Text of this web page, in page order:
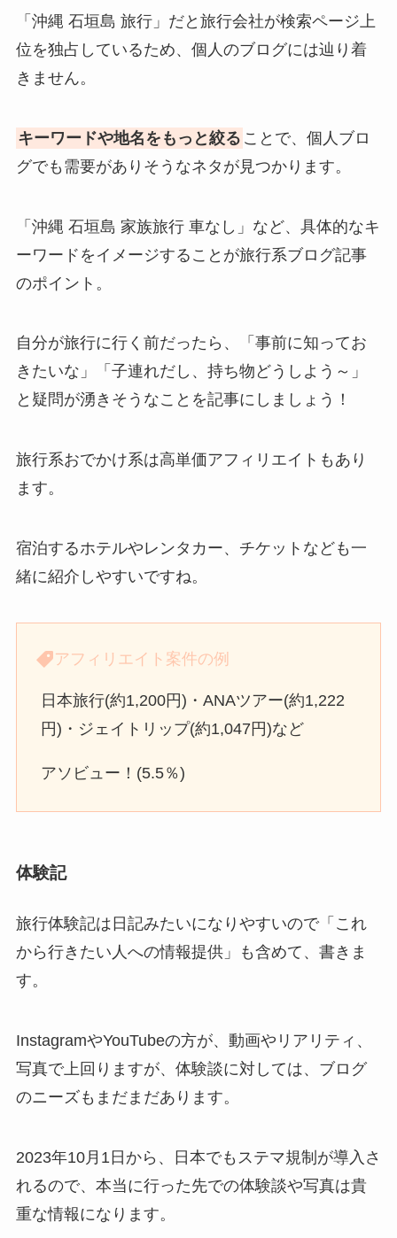
「沖縄 石垣島 旅行」だと旅行会社が検索ページ上
位を独占しているため、個人のブログには辿り着
きません。
キーワードや地名をもっと絞る ことで、個人ブロ
グでも需要がありそうなネタが見つかります。
「沖縄 石垣島 家族旅行 車なし」など、具体的なキ
ーワードをイメージすることが旅行系ブログ記事
のポイント。
自分が旅行に行く前だったら、「事前に知ってお
きたいな」「子連れだし、持ち物どうしよう～」
と疑問が湧きそうなことを記事にしましょう！
旅行系おでかけ系は高単価アフィリエイトもあり
ます。
宿泊するホテルやレンタカー、チケットなども一
緒に紹介しやすいですね。
アフィリエイト案件の例
日本旅行(約1,200円)・ANAツアー(約1,222
円)・ジェイトリップ(約1,047円)など
アソビュー！(5.5％)
体験記
旅行体験記は日記みたいになりやすいので「これ
から行きたい人への情報提供」も含めて、書きま
す。
InstagramやYouTubeの方が、動画やリアリティ、
写真で上回りますが、体験談に対しては、ブログ
のニーズもまだまだあります。
2023年10月1日から、日本でもステマ規制が導入さ
れるので、本当に行った先での体験談や写真は貴
重な情報になります。